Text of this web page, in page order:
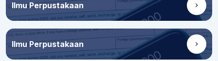
Ilmu Perpustakaan
Ilmu Perpustakaan